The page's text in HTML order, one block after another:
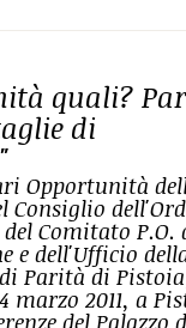
quali?
di
Opportunità
Consiglio
Comitato P.O.
e dell'Ufficio
Parità di
2011, a
del Palazzo